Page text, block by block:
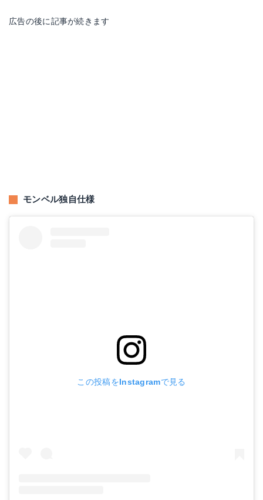
広告の後に記事が続きます
モンベル独自仕様
この投稿をInstagramで見る